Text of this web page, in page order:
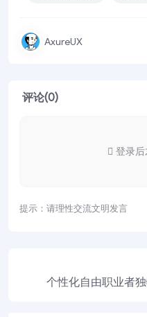
AxureUX
评论(0)
提示：请理性交流文明发言
登录
个性化自由职业者